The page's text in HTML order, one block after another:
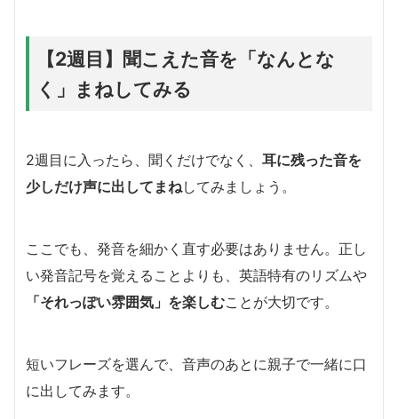
【2週目】聞こえた音を「なんとな
く」まねしてみる
2週目に入ったら、聞くだけでなく、 耳に残った音を
少しだけ声に出してまねしてみましょう。
ここでも、発音を細かく直す必要はありません。正し
い発音記号を覚えることよりも、英語特有のリズムや
「それっぽい雰囲気」を楽しむことが大切です。
短いフレーズを選んで、音声のあとに親子で一緒に口
に出してみます。